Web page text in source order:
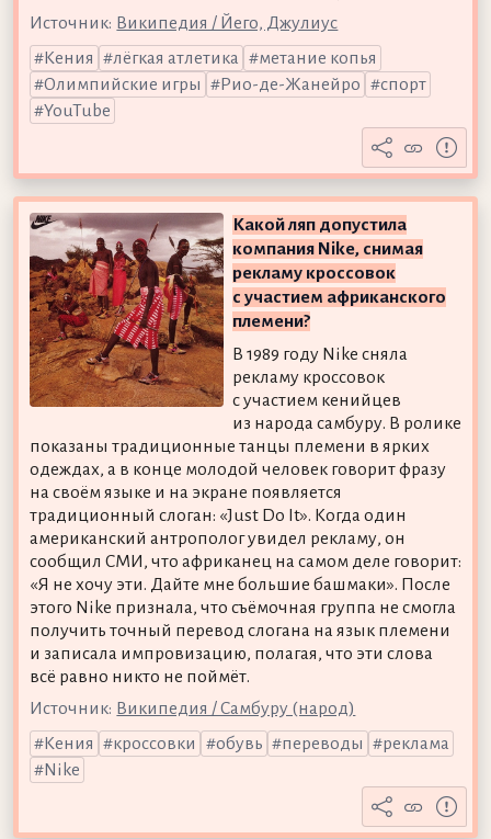
Источник: Википедия / Йего, Джулиус
Кения
лёгкая атлетика
метание копья
Олимпийские игры
Рио-де-Жанейро
спорт
YouTube
Какой ляп допустила
компания Nike, снимая
рекламу кроссовок
с участием африканского
племени?
В 1989 году Nike сняла
рекламу кроссовок
с участием кенийцев
из народа самбуру. В ролике
показаны традиционные танцы племени в ярких
одеждах, а в конце молодой человек говорит фразу
на своём языке и на экране появляется
традиционный слоган: «Just Do It». Когда один
американский антрополог увидел рекламу, он
сообщил СМИ, что африканец на самом деле говорит:
«Я не хочу эти. Дайте мне большие башмаки». После
этого Nike признала, что съёмочная группа не смогла
получить точный перевод слогана на язык племени
и записала импровизацию, полагая, что эти слова
всё равно никто не поймёт.
Источник: Википедия / Самбуру (народ)
Кения
кроссовки обувь переводы
реклама
Nike